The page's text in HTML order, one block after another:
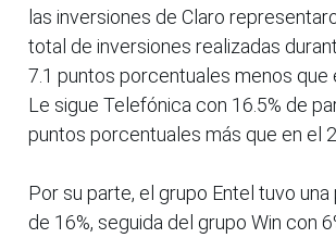
las inversiones de Claro
total de inversiones realizadas
7.1 puntos porcentuales menos que
Le sigue Telefónica con 16.5% de
puntos porcentuales más que en el
Por su parte, el grupo Entel tuvo
de 16%, seguida del grupo Win con